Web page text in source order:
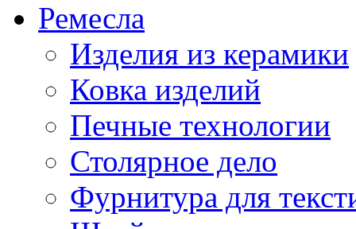
Ремесла
Изделия из керамики
Ковка изделий
Печные технологии
Столярное дело
Фурнитура для